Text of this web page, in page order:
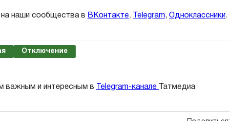
на наши сообщества в ВКонтакте, Telegram, Одноклассники.
Отключение
важным и интересным в Telegram-канале Татмедиа